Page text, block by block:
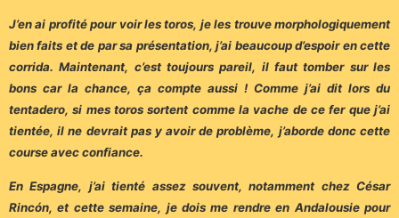
J’en ai profité pour voir les toros, je les trouve morphologiquement
bien faits et de par sa présentation, j’ai beaucoup d’espoir en cette
corrida. Maintenant, c’est toujours pareil, il faut tomber sur les
bons car la chance, ça compte aussi ! Comme j’ai dit lors du
tentadero, si mes toros sortent comme la vache de ce fer que j’ai
tientée, il ne devrait pas y avoir de problème, j’aborde donc cette
course avec confiance.
En Espagne, j’ai tienté assez souvent, notamment chez César
Rincón, et cette semaine, je dois me rendre en Andalousie pour